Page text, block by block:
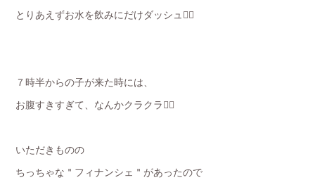
とりあえずお水を飲みにだけダッシュ🏃‍♂️
７時半からの子が来た時には、
お腹すきすぎて、なんかクラクラ😵‍💫
いただきものの
ちっちゃな＂フィナンシェ＂があったので